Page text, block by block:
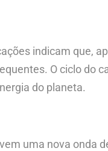
indicam que,
O ciclo do
do planeta.
uma nova onda